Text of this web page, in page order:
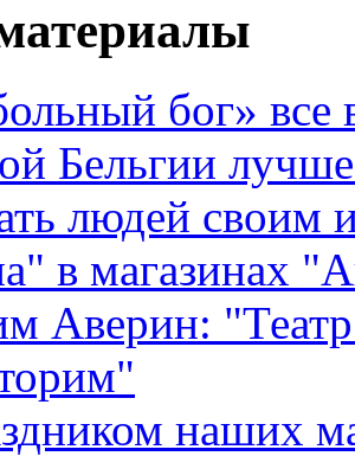
бог» все
Бельгии
людей своим
в магазинах
Аверин:
наших